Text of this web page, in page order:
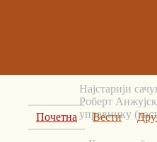
Почетна Вести
Најстарији
Роберт
управнику